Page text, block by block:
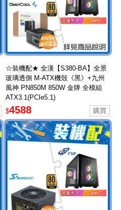
☆裝機配★ 全漢【S380-BA】全景
玻璃透側 M-ATX機殼《黑》+九州
風神 PN850M 850W 金牌 全模組
ATX3.1(PCIe5.1)
$4588